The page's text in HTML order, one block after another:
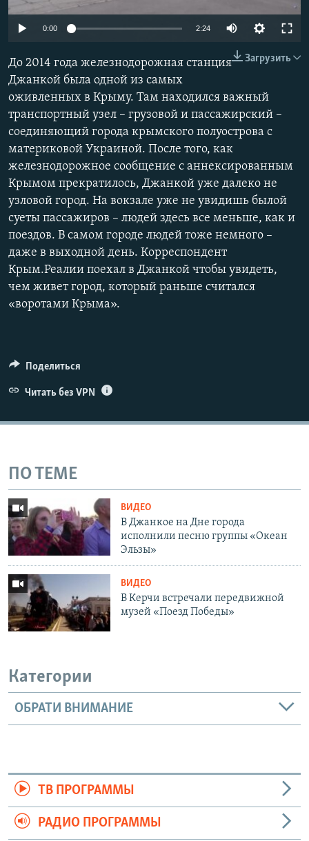
ПОБЕДИТЕЛЕЙ НЕ СУДЯТ?
ELIFBE
УКРАИНСКАЯ ПРОБЛЕМА КРЫМА
Все сайты RFE/RL
0:00 2:24
Загрузить
До 2014 года железнодорожная станция
Джанкой была одной из самых
оживленных в Крыму. Там находился важный
транспортный узел – грузовой и пассажирский –
соединяющий города крымского полуострова с
материковой Украиной. После того, как
железнодорожное сообщение с аннексированным
Крымом прекратилось, Джанкой уже далеко не
узловой город. На вокзале уже не увидишь былой
суеты пассажиров – людей здесь все меньше, как и
поездов. В самом городе людей тоже немного –
даже в выходной день. Корреспондент
Крым.Реалии поехал в Джанкой чтобы увидеть,
чем живет город, который раньше считался
«воротами Крыма».
Поделиться
Читать без VPN
ПО ТЕМЕ
ВИДЕО
В Джанкое на Дне города
исполнили песню группы «Океан
Эльзы»
ВИДЕО
В Керчи встречали передвижной
музей «Поезд Победы»
Категории
ОБРАТИ ВНИМАНИЕ
ТВ ПРОГРАММЫ
РАДИО ПРОГРАММЫ